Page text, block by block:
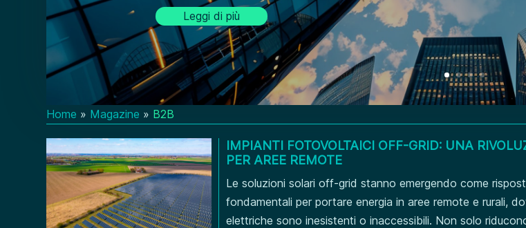
Leggi di più
Home » Magazine » B2B
IMPIANTI FOTOVOLTAICI OFF-GRID: UNA
PER AREE REMOTE
Le soluzioni solari off-grid stanno emergendo come
fondamentali per portare energia in aree remote e rurali,
elettriche sono inesistenti o inaccessibili. Non solo